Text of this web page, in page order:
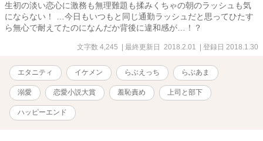
生初の淡い恋心に激務も無理難題も揉みくちゃの朝のラッシュも気
にならない！ …今日もいつもと同じ通勤ラッシュだと思ってひたす
ら無心で耐えてたのになんだか背後に違和感が…！？
文字数 4,245 | 最終更新日 2018.2.01 | 登録日 2018.1.30
エタニティ イケメン らぶえっち らぶあま
溺愛 恋愛小説大賞 羞恥責め 上司と部下
ハッピーエンド